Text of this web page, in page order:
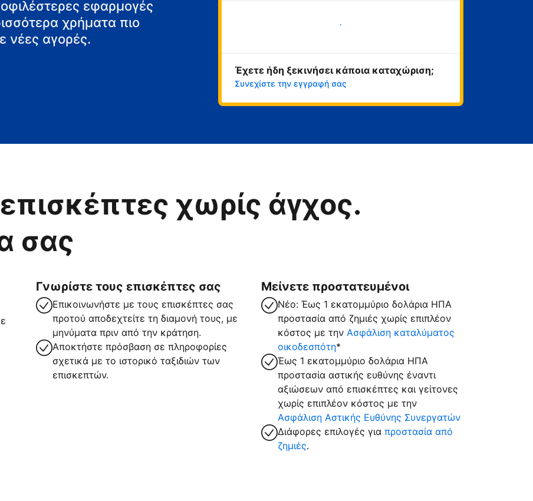
εφαρμογές
χρήματα πιο
νέες αγορές.
Ξεκινήστε τώρα
Έχετε ήδη ξεκινήσει κάποια καταχώριση;
Συνεχίστε την εγγραφή σας
χωρίς άγχος.
σας
Γνωρίστε τους επισκέπτες σας
Επικοινωνήστε με τους επισκέπτες σας
προτού αποδεχτείτε τη διαμονή τους, με
μηνύματα πριν από την κράτηση.
Αποκτήστε πρόσβαση σε πληροφορίες
σχετικά με το ιστορικό ταξιδιών των
επισκεπτών.
Μείνετε προστατευμένοι
Νέο: Έως 1 εκατομμύριο δολάρια ΗΠΑ
προστασία από ζημιές χωρίς επιπλέον
κόστος με τηνΑσφάλιση καταλύματος
οικοδεσπότη*
Έως 1 εκατομμύριο δολάρια ΗΠΑ
προστασία αστικής ευθύνης έναντι
αξιώσεων από επισκέπτες και γείτονες
χωρίς επιπλέον κόστος με την
Ασφάλιση Αστικής Ευθύνης Συνεργατών
Διάφορες επιλογές γιαπροστασία από
ζημιές.